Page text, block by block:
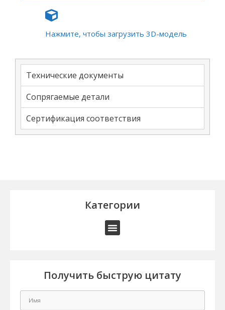
Нажмите, чтобы загрузить 3D-модель
Технические документы
Сопрягаемые детали
Сертификация соответствия
Категории
Получить быструю цитату